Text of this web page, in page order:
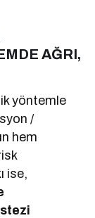
AĞRI,
yöntemle
/
hem
ise,